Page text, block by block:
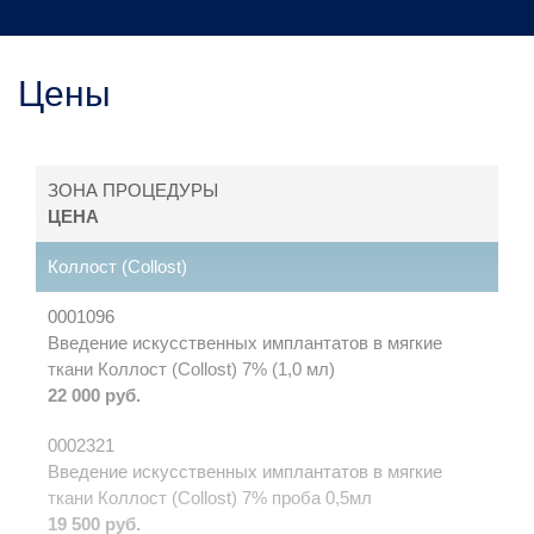
Цены
ЗОНА ПРОЦЕДУРЫ
ЦЕНА
Коллост (Collost)
0001096
Введение искусственных имплантатов в мягкие
ткани Коллост (Collost) 7% (1,0 мл)
22 000 руб.
0002321
Введение искусственных имплантатов в мягкие
ткани Коллост (Collost) 7% проба 0,5мл
19 500 руб.